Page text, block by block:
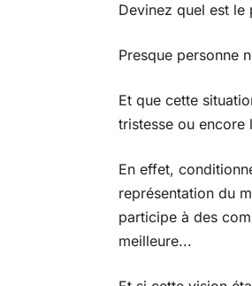
Devinez quel est le
Presque personne
Et que cette
tristesse ou encore
En effet,
représentation du
participe à des
meilleure...